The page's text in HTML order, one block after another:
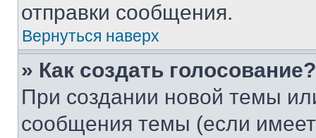
отправки сообщения.
Вернуться наверх
» Как создать голосование?
При создании новой темы
сообщения темы (если